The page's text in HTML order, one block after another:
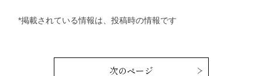
*掲載されている情報は、投稿時の情報です
次のページ